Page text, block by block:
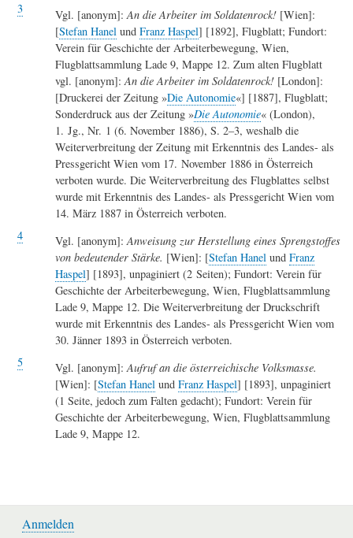
3
Vgl. [anonym]:An die Arbeiter im Soldatenrock! [Wien]:
[Stefan Hanel undFranz Haspel] [1892], Flugblatt; Fundort:
Verein für Geschichte der Arbeiterbewegung, Wien,
Flugblattsammlung Lade 9, Mappe 12. Zum alten Flugblatt
vgl. [anonym]: An die Arbeiter im Soldatenrock! [London]:
[Druckerei der Zeitung »Die Autonomie«] [1887], Flugblatt;
Sonderdruck aus der Zeitung »Die Autonomie« (London),
1. Jg., Nr. 1 (6. November 1886), S. 2–3, weshalb die
Weiterverbreitung der Zeitung mit Erkenntnis des Landes- als
Pressgericht Wien vom 17. November 1886 in Österreich
verboten wurde. Die Weiterverbreitung des Flugblattes selbst
wurde mit Erkenntnis des Landes- als Pressgericht Wien vom
14. März 1887 in Österreich verboten.
4
Vgl. [anonym]:Anweisung zur Herstellung eines Sprengstoffes
von bedeutender Stärke. [Wien]: [Stefan Hanel undFranz
Haspel] [1893], unpaginiert (2 Seiten); Fundort: Verein für
Geschichte der Arbeiterbewegung, Wien, Flugblattsammlung
Lade 9, Mappe 12. Die Weiterverbreitung der Druckschrift
wurde mit Erkenntnis des Landes- als Pressgericht Wien vom
30. Jänner 1893 in Österreich verboten.
5
Vgl. [anonym]:Aufruf an die österreichische Volksmasse.
[Wien]: [Stefan Hanel undFranz Haspel] [1893], unpaginiert
(1 Seite, jedoch zum Falten gedacht); Fundort: Verein für
Geschichte der Arbeiterbewegung, Wien, Flugblattsammlung
Lade 9, Mappe 12.
Anmelden